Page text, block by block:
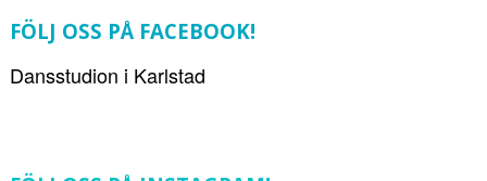
FÖLJ OSS PÅ FACEBOOK!
Dansstudion i Karlstad